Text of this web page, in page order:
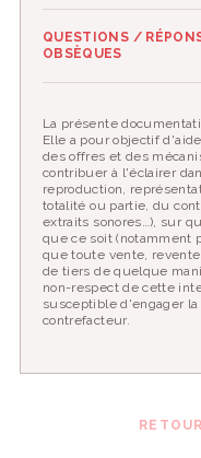
QUESTIONS /
OBSÈQUES
La présente
Elle a pour objectif
des offres et des
contribuer à l'éclairer
reproduction,
totalité ou partie, du
extraits sonores…), sur
que ce soit (notamment
que toute vente,
de tiers de quelque
non-respect de cette
susceptible d'engager
contrefacteur.